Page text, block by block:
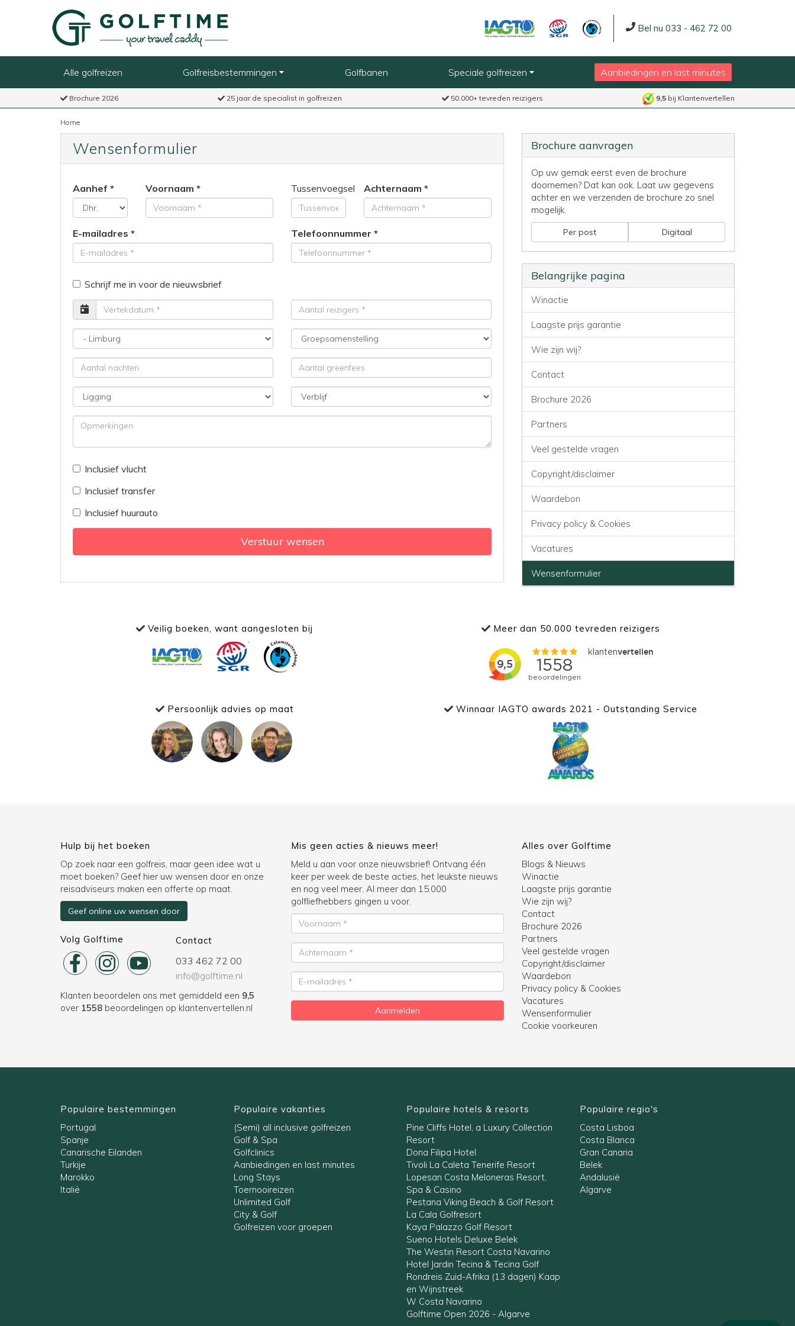
Bel nu 033 - 462 72 00
Alle golfreizen Golfreisbestemmingen Golfbanen Speciale golfreizen Aanbiedingen en last minutes
Brochure 2026 25 jaar de specialist in golfreizen 50.000+ tevreden reizigers 9,5bij Klantenvertellen
Home
Wensenformulier
Aanhef Voornaam Tussenvoegsel Achternaam
E-mailadres Telefoonnummer
Schrijf me in voor de nieuwsbrief
Vertrekdatum
Aantal
reizigers
Bestemming
Groepsamenstelling
Aantal
nachten
Aantal
greenfees
Ligging
Verblijf
Opmerkingen
Inclusief vlucht
Inclusief transfer
Inclusief huurauto
Verstuur wensen
Brochure aanvragen
Op uw gemak eerst even de brochure
doornemen? Dat kan ook. Laat uw gegevens
achter en we verzenden de brochure zo snel
mogelijk.
Per post Digitaal
Belangrijke pagina
Winactie
Laagste prijs garantie
Wie zijn wij?
Contact
Brochure 2026
Partners
Veel gestelde vragen
Copyright/disclaimer
Waardebon
Privacy policy & Cookies
Vacatures
Wensenformulier
Veilig boeken, want aangesloten bij Meer dan 50.000 tevreden reizigers
Persoonlijk advies op maat Winnaar IAGTO awards 2021 - Outstanding Service
Hulp bij het boeken
Op zoek naar een golfreis, maar geen idee wat u
moet boeken? Geef hier uw wensen door en onze
reisadviseurs maken een offerte op maat.
Geef online uw wensen door
Volg Golftime Contact
033 462 72 00
info@golftime.nl
Klanten beoordelen ons met gemiddeld een 9,5
over 1558 beoordelingen op klantenvertellen.nl
Mis geen acties & nieuws meer!
Meld u aan voor onze nieuwsbrief! Ontvang één
keer per week de beste acties, het leukste nieuws
en nog veel meer. Al meer dan 15.000
golfliefhebbers gingen u voor.
Voornaam
Achternaam
E-
mailadres
Aanmelden
Alles over Golftime
Blogs & Nieuws
Winactie
Laagste prijs garantie
Wie zijn wij?
Contact
Brochure 2026
Partners
Veel gestelde vragen
Copyright/disclaimer
Waardebon
Privacy policy & Cookies
Vacatures
Wensenformulier
Cookie voorkeuren
Populaire bestemmingen
Portugal
Spanje
Canarische Eilanden
Turkije
Marokko
Italië
Populaire vakanties
(Semi) all inclusive golfreizen
Golf & Spa
Golfclinics
Aanbiedingen en last minutes
Long Stays
Toernooireizen
Unlimited Golf
City & Golf
Golfreizen voor groepen
Populaire hotels & resorts
Pine Cliffs Hotel, a Luxury Collection
Resort
Dona Filipa Hotel
Tivoli La Caleta Tenerife Resort
Lopesan Costa Meloneras Resort,
Spa & Casino
Pestana Viking Beach & Golf Resort
La Cala Golfresort
Kaya Palazzo Golf Resort
Sueno Hotels Deluxe Belek
The Westin Resort Costa Navarino
Hotel Jardin Tecina & Tecina Golf
Rondreis Zuid-Afrika (13 dagen) Kaap
en Wijnstreek
W Costa Navarino
Golftime Open 2026 - Algarve
Populaire regio's
Costa Lisboa
Costa Blanca
Gran Canaria
Belek
Andalusië
Algarve